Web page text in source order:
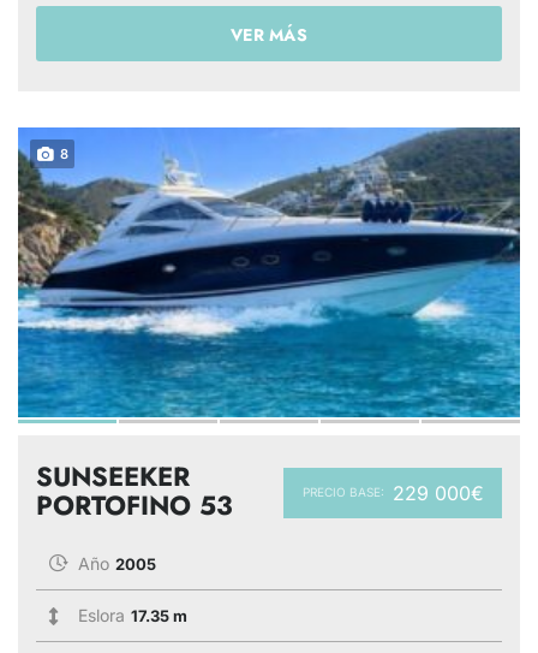
VER MÁS
8
PRECIO BASE: 229 000€
SUNSEEKER
PORTOFINO 53
Año 2005
Eslora 17.35 m